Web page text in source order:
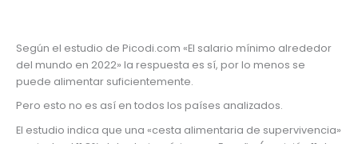
Según el estudio de Picodi.com «El salario mínimo alrededor
del mundo en 2022» la respuesta es sí, por lo menos se
puede alimentar suficientemente.
Pero esto no es así en todos los países analizados.
El estudio indica que una «cesta alimentaria de supervivencia»